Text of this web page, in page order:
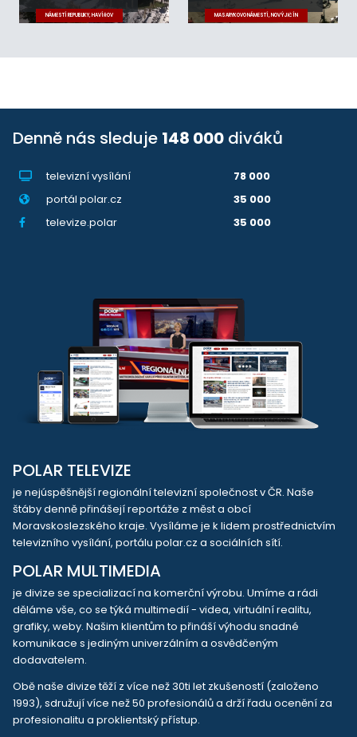
NÁMĚSTÍ REPUBLIKY, HAVÍŘOV MASARYKOVO NÁMĚSTÍ, NOVÝ JIČÍN
Denně nás sleduje 148 000 diváků
televizní vysílání
78 000
portál polar.cz
35 000
televize.polar
35 000
POLAR TELEVIZE
je nejúspěšnější regionální televizní společnost v ČR. Naše
štáby denně přinášejí reportáže z měst a obcí
Moravskoslezského kraje. Vysíláme je k lidem prostřednictvím
televizního vysílání, portálu polar.cz a sociálních sítí.
POLAR MULTIMEDIA
je divize se specializací na komerční výrobu. Umíme a rádi
děláme vše, co se týká multimedií - videa, virtuální realitu,
grafiky, weby. Našim klientům to přináší výhodu snadné
komunikace s jediným univerzálním a osvědčeným
dodavatelem.
Obě naše divize těží z více než 30ti let zkušeností (založeno
1993), sdružují více než 50 profesionálů a drží řadu ocenění za
profesionalitu a proklientský přístup.